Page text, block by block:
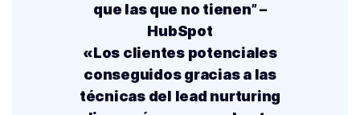
que las que no tienen” –
HubSpot
«Los clientes potenciales
conseguidos gracias a las
técnicas del lead nurturing